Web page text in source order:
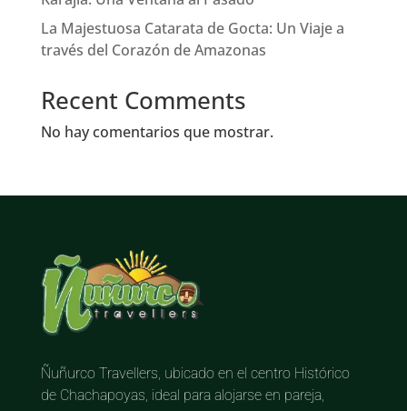
La Majestuosa Catarata de Gocta: Un Viaje a
través del Corazón de Amazonas
Recent Comments
No hay comentarios que mostrar.
Ñuñurco Travellers, ubicado en el centro Histórico
de Chachapoyas, ideal para alojarse en pareja,